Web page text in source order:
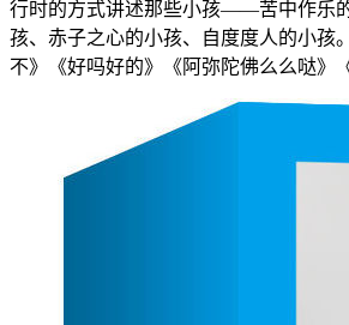
行时的方式讲述那些小孩——苦中作乐
孩、赤子之心的小孩、自度度人的小孩
不》《好吗好的》《阿弥陀佛么么哒》